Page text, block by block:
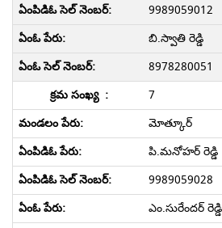
9989059012
బి.స్వాతి రెడ్డి
8978280051
7
మోత్కూర్
పి.మనోహర్ రెడ్డి
9989059028
ఎం.సురేందర్ రెడ్డి